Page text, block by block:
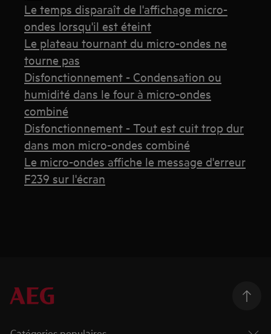
Le temps disparaît de l'affichage micro-
ondes lorsqu'il est éteint
Le plateau tournant du micro-ondes ne
tourne pas
Disfonctionnement - Condensation ou
humidité dans le four à micro-ondes
combiné
Disfonctionnement - Tout est cuit trop dur
dans mon micro-ondes combiné
Le micro-ondes affiche le message d'erreur
F239 sur l'écran